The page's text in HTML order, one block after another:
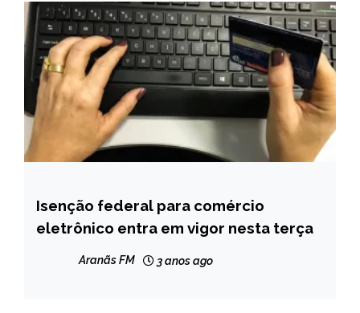
BRASIL
CAPELINHA
Isenção federal para comércio
eletrônico entra em vigor nesta terça
Aranãs FM 3 anos ago